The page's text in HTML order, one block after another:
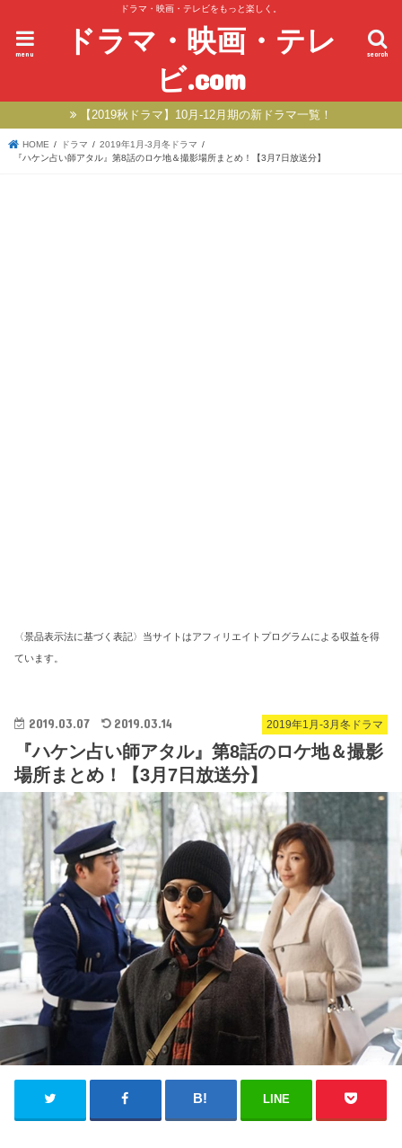
ドラマ・映画・テレビをもっと楽しく。
ドラマ・映画・テレ
ビ.com
search
menu
【2019秋ドラマ】10月-12月期の新ドラマ一覧！
HOME ドラマ
2019年1月-3月冬ドラマ
『ハケン占い師アタル』第8話のロケ地＆撮影場所まとめ！【3月7日放送分】
〈景品表示法に基づく表記〉当サイトはアフィリエイトプログラムによる収益を得
ています。
2019年1月-3月冬ドラマ
2019.03.07 2019.03.14
『ハケン占い師アタル』第8話のロケ地＆撮影
場所まとめ！【3月7日放送分】
LINE